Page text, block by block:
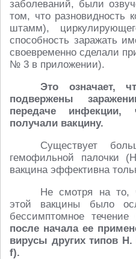
заболеваний, были
том, что разновидность
штамм),
способность заражать
своевременно сделали
№ 3 в приложении).
Это означает,
подвержены
передаче
получали вакцину.
Существует
гемофильной палочки
вакцина эффективна
Не смотря на то,
этой вакцины было
бессимптомное течение
после начала ее
вирусы других типов
f).